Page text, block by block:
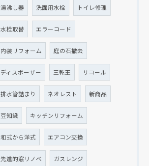
湯沸し器 洗面用水栓 トイレ修理
水栓取替 エラーコード
内装リフォーム 庭の石撤去
ディスポーザー 三乾王 リコール
排水管詰まり ネオレスト 新商品
豆知識 キッチンリフォーム
和式から洋式 エアコン交換
先進的窓リノベ ガスレンジ